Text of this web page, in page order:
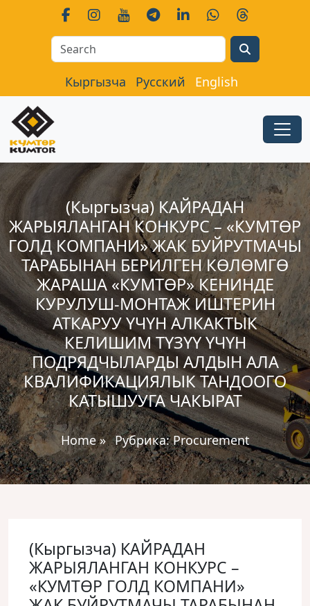
Кыргызча Русский English
(Кыргызча) КАЙРАДАН
ЖАРЫЯЛАНГАН КОНКУРС – «КУМТӨР
ГОЛД КОМПАНИ» ЖАК БУЙРУТМАЧЫ
ТАРАБЫНАН БЕРИЛГЕН КӨЛӨМГӨ
ЖАРАША «КУМТӨР» КЕНИНДЕ
КУРУЛУШ-МОНТАЖ ИШТЕРИН
АТКАРУУ ҮЧҮН АЛКАКТЫК
КЕЛИШИМ ТҮЗҮҮ ҮЧҮН
ПОДРЯДЧЫЛАРДЫ АЛДЫН АЛА
КВАЛИФИКАЦИЯЛЫК ТАНДООГО
КАТЫШУУГА ЧАКЫРАТ
Home» Рубрика:Procurement
(Кыргызча) КАЙРАДАН
ЖАРЫЯЛАНГАН КОНКУРС –
«КУМТӨР ГОЛД КОМПАНИ»